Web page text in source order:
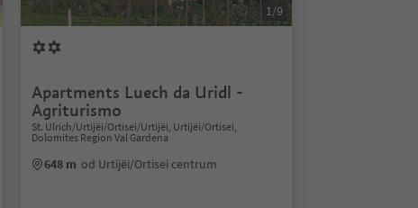
1/9
Apartments Luech da Uridl -
Agriturismo
St. Ulrich/Urtijëi/Ortisei/Urtijëi, Urtijëi/Ortisei,
Dolomites Region Val Gardena
648 m od Urtijëi/Ortisei centrum